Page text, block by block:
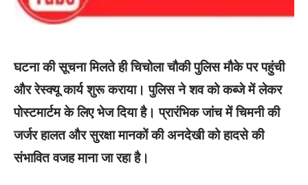
घटना की सूचना मिलते ही चिचोला चौकी पुलिस मौके पर पहुंची
और रेस्क्यू कार्य शुरू कराया। पुलिस ने शव को कब्जे में लेकर
पोस्टमार्टम के लिए भेज दिया है। प्रारंभिक जांच में चिमनी की
जर्जर हालत और सुरक्षा मानकों की अनदेखी को हादसे की
संभावित वजह माना जा रहा है।